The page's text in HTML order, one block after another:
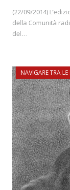
(22/09/2014)
della Comunità
del…
NAVIGARE TRA LE